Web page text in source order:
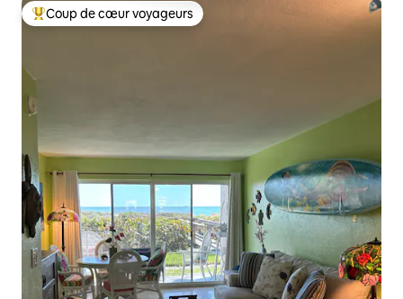
Coup de cœur voyageurs parmi les plus aimés
Coup de cœur voyageurs